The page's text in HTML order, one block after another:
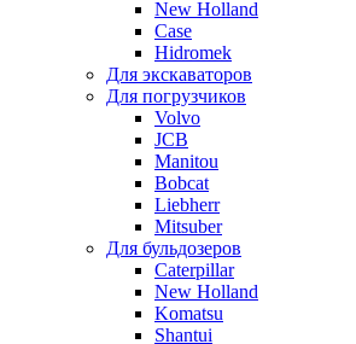
New Holland
Case
Hidromek
Для экскаваторов
Для погрузчиков
Volvo
JCB
Manitou
Bobcat
Liebherr
Mitsuber
Для бульдозеров
Caterpillar
New Holland
Komatsu
Shantui